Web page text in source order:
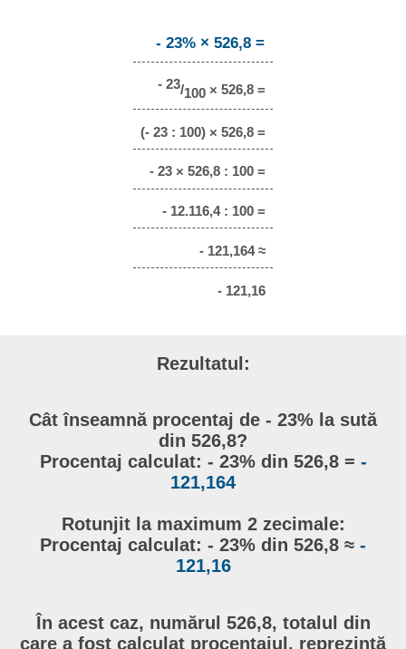
- 23% × 526,8 =
- 23/100 × 526,8 =
(- 23 : 100) × 526,8 =
- 23 × 526,8 : 100 =
- 12.116,4 : 100 =
- 121,164 ≈
- 121,16
Rezultatul:
Cât înseamnă procentaj de - 23% la sută
din 526,8?
Procentaj calculat: - 23% din 526,8 = -
121,164
Rotunjit la maximum 2 zecimale:
Procentaj calculat: - 23% din 526,8 ≈ -
121,16
În acest caz, numărul 526,8, totalul din
care a fost calculat procentajul, reprezintă